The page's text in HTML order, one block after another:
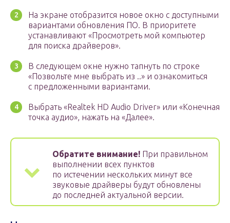
На экране отобразится новое окно с доступными
вариантами обновления ПО. В приоритете
устанавливают «Просмотреть мой компьютер
для поиска драйверов».
В следующем окне нужно тапнуть по строке
«Позвольте мне выбрать из ..» и ознакомиться
с предложенными вариантами.
Выбрать «Realtek HD Audio Driver» или «Конечная
точка аудио», нажать на «Далее».
Обратите внимание! При правильном
выполнении всех пунктов
по истечении нескольких минут все
звуковые драйверы будут обновлены
до последней актуальной версии.